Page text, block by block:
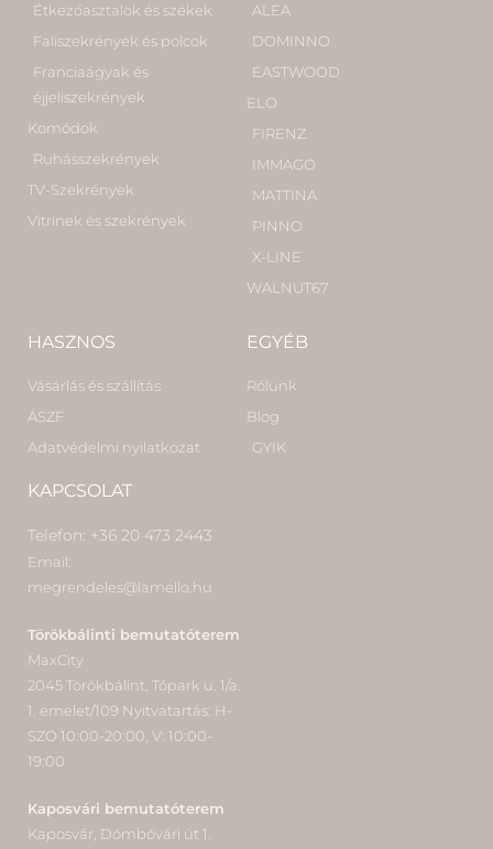
Étkezőasztalok és székek
Faliszekrények és polcok
Franciaágyak és
éjjeliszekrények
Komódok
Ruhásszekrények
TV-Szekrények
Vitrinek és szekrények
ALEA
DOMINNO
EASTWOOD
ELO
FIRENZ
IMMAGO
MATTINA
PINNO
X-LINE
WALNUT67
HASZNOS
Vásárlás és szállítás
ÁSZF
Adatvédelmi nyilatkozat
KAPCSOLAT
Telefon: +36 20 473 2443
Email:
megrendeles@lamello.hu
Törökbálinti bemutatóterem
MaxCity
2045 Törökbálint, Tópark u. 1/a.
1. emelet/109 Nyitvatartás: H-
SZO 10:00-20:00, V: 10:00-
19:00
Kaposvári bemutatóterem
Kaposvár, Dómbóvári út 1.
EGYÉB
Rólunk
Blog
GYIK